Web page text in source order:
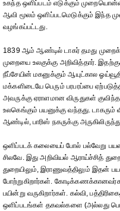
உகந்த ஒளிப்படம் எடுக்கும்
ஆவி மூலம் ஒளிப்படமெடுக்கும் இந்த
வழங்கப்பட்டது.
1839 ஆம் ஆண்டில் டாகர் தமது
முறையை உலகுக்கு அறிவித்தார்.
நீப்சேயின் மகனுக்கும் ஆயுட்கால
மக்களிடையே பெரும் பரபரப்பை
அவருக்கு ஏராளமான விருதுகள்
உலகெங்கும் பயனுக்கு வந்தது.
ஆண்டில், பாரிஸ் நகருக்கு
ஒளிப்படக் கலையைப் போல் பல்வேறு
சிலவே. இது அறிவியல் ஆராய்ச்சித்
துறையிலும், இராணுவத்திலும் இதன்
போற்றுகிறார்கள்.
பயின்று வருகிறார்கள். கல்வி,
ஒளிப்படங்கள் தகவல்களை (அல்லது